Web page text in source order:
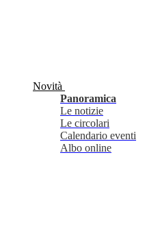
Novità
Panoramica
Le notizie
Le circolari
Calendario eventi
Albo online